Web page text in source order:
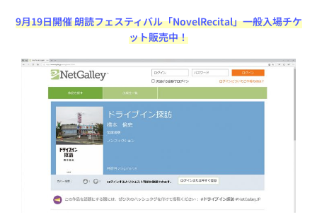
9月19日開催 朗読フェスティバル「NovelRecital」一般入場チケ
ット販売中！